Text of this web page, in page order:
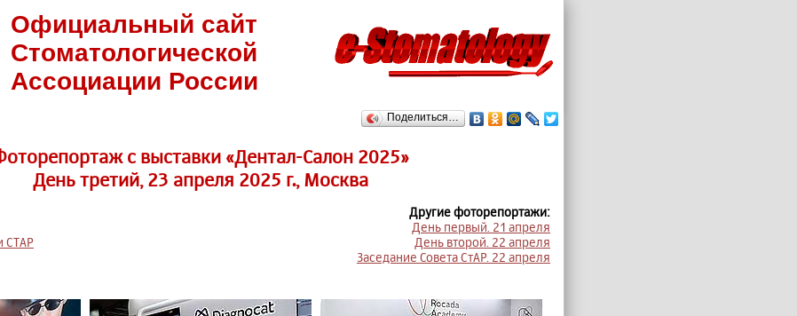
Официальный сайт
Стоматологической
Ассоциации России
Поделиться…
c выставки «Дентал-Салон 2025»
День третий, 23 апреля 2025 г., Москва
СТАР
Другие фоторепортажи:
День первый. 21 апреля
День второй. 22 апреля
Заседание Совета СтАР. 22 апреля